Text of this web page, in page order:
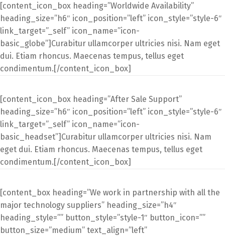
[content_icon_box heading=”Worldwide Availability”
heading_size=”h6″ icon_position=”left” icon_style=”style-6″
link_target=”_self” icon_name=”icon-
basic_globe”]Curabitur ullamcorper ultricies nisi. Nam eget
dui. Etiam rhoncus. Maecenas tempus, tellus eget
condimentum.[/content_icon_box]
[content_icon_box heading=”After Sale Support”
heading_size=”h6″ icon_position=”left” icon_style=”style-6″
link_target=”_self” icon_name=”icon-
basic_headset”]Curabitur ullamcorper ultricies nisi. Nam
eget dui. Etiam rhoncus. Maecenas tempus, tellus eget
condimentum.[/content_icon_box]
[content_box heading=”We work in partnership with all the
major technology suppliers” heading_size=”h4″
heading_style=”” button_style=”style-1″ button_icon=””
button_size=”medium” text_align=”left”